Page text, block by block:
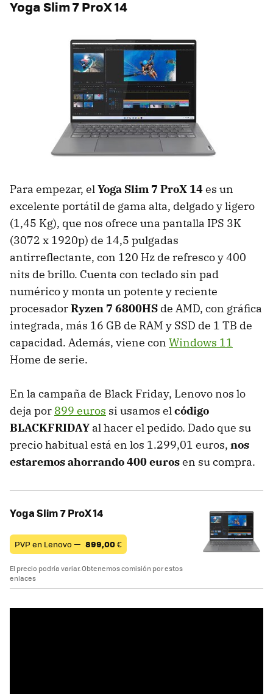
Yoga Slim 7 ProX 14
Para empezar, elYoga Slim 7 ProX 14es un
excelente portátil de gama alta, delgado y ligero
(1,45 Kg), que nos ofrece una pantalla IPS 3K
(3072 x 1920p) de 14,5 pulgadas
antirreflectante, con 120 Hz de refresco y 400
nits de brillo. Cuenta con teclado sin pad
numérico y monta un potente y reciente
procesadorRyzen 7 6800HS de AMD, con gráfica
integrada, más 16 GB de RAM y SSD de 1 TB de
capacidad. Además, viene con Windows 11
Home de serie.
En la campaña de Black Friday, Lenovo nos lo
deja por 899 euros si usamos elcódigo
BLACKFRIDAY al hacer el pedido. Dado que su
precio habitual está en los 1.299,01 euros, nos
estaremos ahorrando 400 eurosen su compra.
Yoga Slim 7 ProX 14
PVP en Lenovo — 899,00€
El precio podría variar. Obtenemos comisión por estos
enlaces